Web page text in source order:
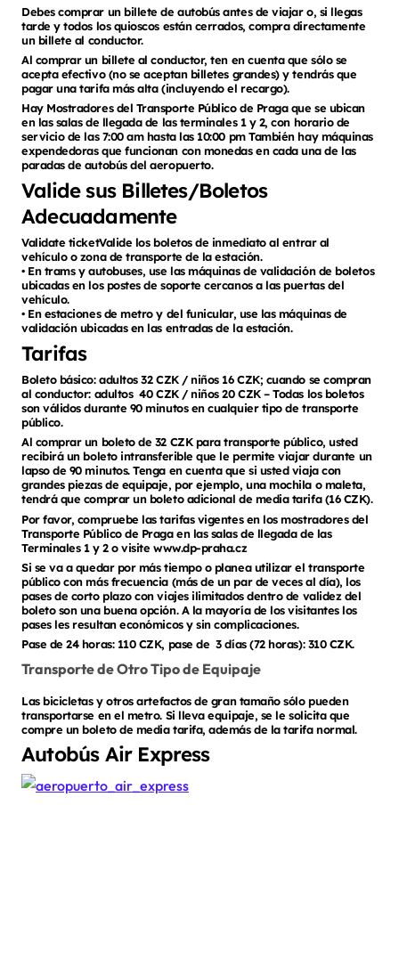
Debes comprar un billete de autobús antes de viajar o, si llegas
tarde y todos los quioscos están cerrados, compra directamente
un billete al conductor.
Al comprar un billete al conductor, ten en cuenta que sólo se
acepta efectivo (no se aceptan billetes grandes) y tendrás que
pagar una tarifa más alta (incluyendo el recargo).
Hay Mostradores del Transporte Público de Praga que se ubican
en las salas de llegada de las terminales 1 y 2, con horario de
servicio de las 7:00 am hasta las 10:00 pm También hay máquinas
expendedoras que funcionan con monedas en cada una de las
paradas de autobús del aeropuerto.
Valide sus Billetes/Boletos
Adecuadamente
Validate ticketValide los boletos de inmediato al entrar al
vehículo o zona de transporte de la estación.
• En trams y autobuses, use las máquinas de validación de boletos
ubicadas en los postes de soporte cercanos a las puertas del
vehículo.
• En estaciones de metro y del funicular, use las máquinas de
validación ubicadas en las entradas de la estación.
Tarifas
Boleto básico: adultos 32 CZK / niños 16 CZK; cuando se compran
al conductor: adultos 40 CZK / niños 20 CZK – Todas los boletos
son válidos durante 90 minutos en cualquier tipo de transporte
público.
Al comprar un boleto de 32 CZK para transporte público, usted
recibirá un boleto intransferible que le permite viajar durante un
lapso de 90 minutos. Tenga en cuenta que si usted viaja con
grandes piezas de equipaje, por ejemplo, una mochila o maleta,
tendrá que comprar un boleto adicional de media tarifa (16 CZK).
Por favor, compruebe las tarifas vigentes en los mostradores del
Transporte Público de Praga en las salas de llegada de las
Terminales 1 y 2 o visite www.dp-praha.cz
Si se va a quedar por más tiempo o planea utilizar el transporte
público con más frecuencia (más de un par de veces al día), los
pases de corto plazo con viajes ilimitados dentro de validez del
boleto son una buena opción. A la mayoría de los visitantes los
pases les resultan económicos y sin complicaciones.
Pase de 24 horas: 110 CZK, pase de 3 días (72 horas): 310 CZK.
Transporte de Otro Tipo de Equipaje
Las bicicletas y otros artefactos de gran tamaño sólo pueden
transportarse en el metro. Si lleva equipaje, se le solicita que
compre un boleto de media tarifa, además de la tarifa normal.
Autobús Air Express